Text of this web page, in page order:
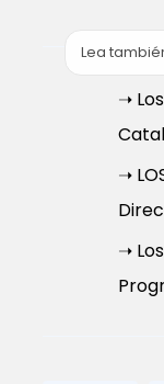
Lea
➝
➝
➝